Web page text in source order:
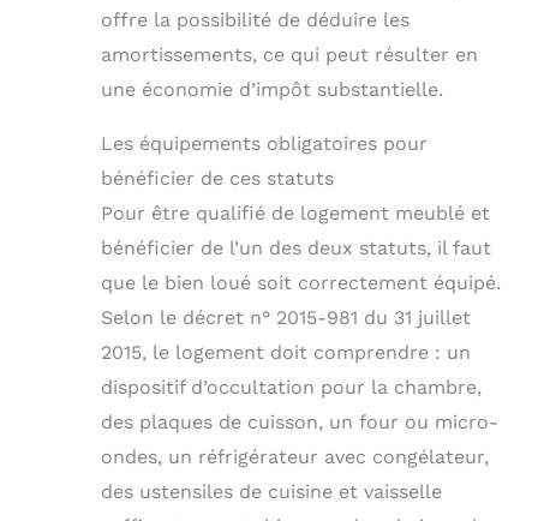
offre la possibilité de déduire les
amortissements, ce qui peut résulter en
une économie d’impôt substantielle.
Les équipements obligatoires pour
bénéficier de ces statuts
Pour être qualifié de logement meublé et
bénéficier de l’un des deux statuts, il faut
que le bien loué soit correctement équipé.
Selon le décret n° 2015-981 du 31 juillet
2015, le logement doit comprendre : un
dispositif d’occultation pour la chambre,
des plaques de cuisson, un four ou micro-
ondes, un réfrigérateur avec congélateur,
des ustensiles de cuisine et vaisselle